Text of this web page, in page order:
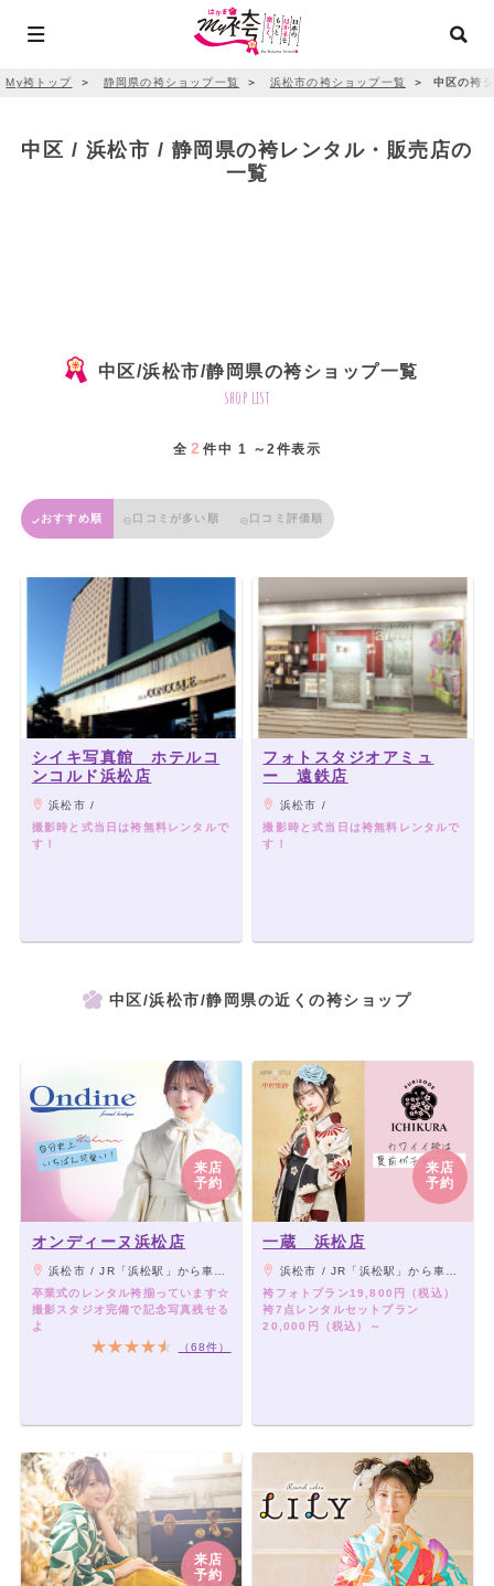
My袴トップ ＞ 静岡県の袴ショップ一覧 ＞ 浜松市の袴ショップ一覧 ＞ 中区の袴
中区 / 浜松市 / 静岡県の袴レンタル・販売店の
一覧
中区/浜松市/静岡県の袴ショップ一覧
shop list
全 2 件中 1 ～2件表示
おすすめ順 口コミが多い順 口コミ評価順
シイキ写真館 ホテルコ
ンコルド浜松店
浜松市 /
撮影時と式当日は袴無料レンタルで
す！
フォトスタジオアミュ
ー 遠鉄店
浜松市 /
撮影時と式当日は袴無料レンタルで
す！
中区/浜松市/静岡県の近くの袴ショップ
来店
予約
オンディーヌ浜松店
浜松市 / JR「浜松駅」から車で10分（無料駐車場18台分完備）
卒業式のレンタル袴揃っています☆
撮影スタジオ完備で記念写真残せる
よ
（68件）
来店
予約
一蔵 浜松店
浜松市 / JR「浜松駅」から車で10分（無料駐車場18台分完備）
袴フォトプラン19,800円（税込）
袴7点レンタルセットプラン
20,000円（税込）～
来店
予約